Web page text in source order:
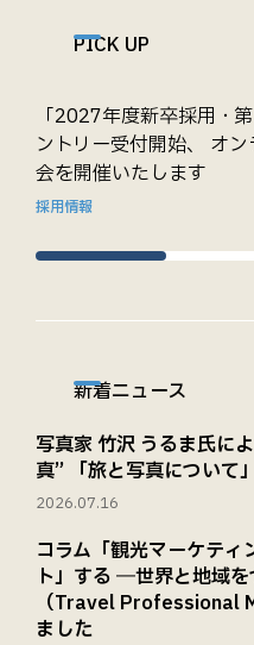
PICK UP
「2027年度新卒採用・
ントリー受付開始、 オ
会を開催いたします
採用情報
新着ニュース
写真家 竹沢 うるま氏に
真” 「旅と写真について
2026.07.16
コラム「観光マーケテ
ト」する ―世界と地域
（Travel Professional
ました